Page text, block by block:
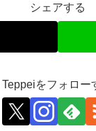
シェアする
Teppeiをフォロー